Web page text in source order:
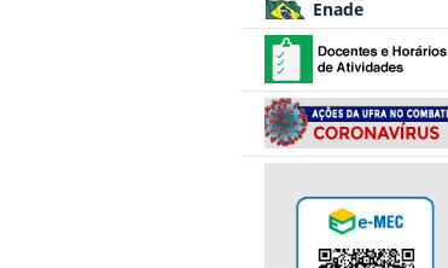
Enade